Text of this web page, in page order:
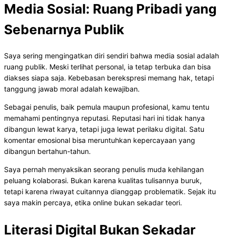
Media Sosial: Ruang Pribadi yang
Sebenarnya Publik
Saya sering mengingatkan diri sendiri bahwa media sosial adalah
ruang publik. Meski terlihat personal, ia tetap terbuka dan bisa
diakses siapa saja. Kebebasan berekspresi memang hak, tetapi
tanggung jawab moral adalah kewajiban.
Sebagai penulis, baik pemula maupun profesional, kamu tentu
memahami pentingnya reputasi. Reputasi hari ini tidak hanya
dibangun lewat karya, tetapi juga lewat perilaku digital. Satu
komentar emosional bisa meruntuhkan kepercayaan yang
dibangun bertahun-tahun.
Saya pernah menyaksikan seorang penulis muda kehilangan
peluang kolaborasi. Bukan karena kualitas tulisannya buruk,
tetapi karena riwayat cuitannya dianggap problematik. Sejak itu
saya makin percaya, etika online bukan sekadar teori.
Literasi Digital Bukan Sekadar